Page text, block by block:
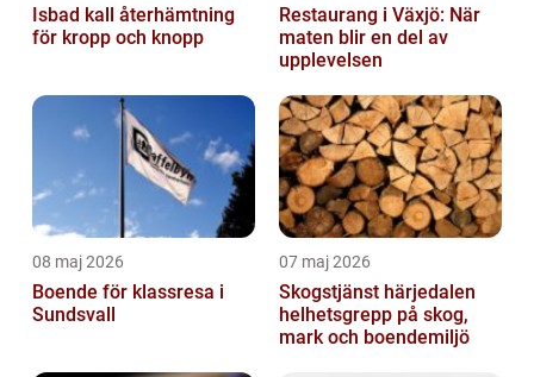
Isbad kall återhämtning
för kropp och knopp
Restaurang i Växjö: När
maten blir en del av
upplevelsen
08 maj 2026
Boende för klassresa i
Sundsvall
07 maj 2026
Skogstjänst härjedalen
helhetsgrepp på skog,
mark och boendemiljö